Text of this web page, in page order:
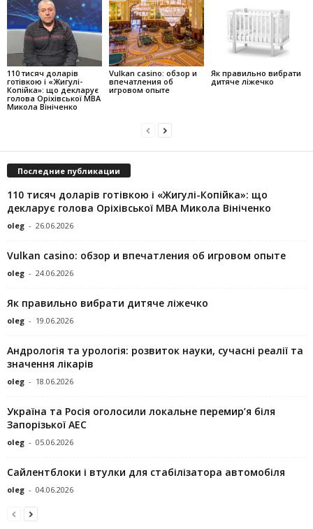
110 тисяч доларів
готівкою і «Жигулі-
Копійка»: що декларує
голова Оріхівської МВА
Микола Вініченко
Vulkan casino: обзор и
впечатления об
игровом опыте
Як правильно вибрати
дитяче ліжечко
Последние публикации
110 тисяч доларів готівкою і «Жигулі-Копійка»: що
декларує голова Оріхівської МВА Микола Вініченко
oleg - 26.06.2026
Vulkan casino: обзор и впечатления об игровом опыте
oleg - 24.06.2026
Як правильно вибрати дитяче ліжечко
oleg - 19.06.2026
Андрологія та урологія: розвиток науки, сучасні реалії та
значення лікарів
oleg - 18.06.2026
Україна та Росія оголосили локальне перемир’я біля
Запорізької АЕС
oleg - 05.06.2026
Сайлентблоки і втулки для стабілізатора автомобіля
oleg - 04.06.2026